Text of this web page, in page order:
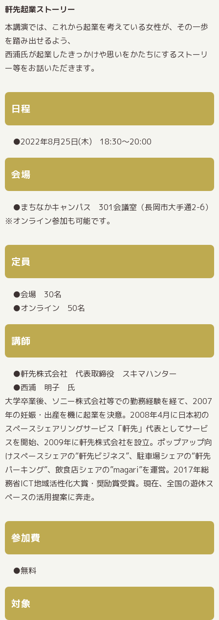
軒先起業ストーリー
本講演では、これから起業を考えている女性が、その一歩
を踏み出せるよう、
西浦氏が起業したきっかけや思いをかたちにするストーリ
ー等をお話いただきます。
日程
2022年8月25日(木) 18:30～20:00
会場
まちなかキャンパス 301会議室（長岡市大手通2-6）
※オンライン参加も可能です。
定員
会場 30名
オンライン 50名
講師
軒先株式会社 代表取締役 スキマハンター
西浦 明子 氏
大学卒業後、ソニー株式会社等での勤務経験を経て、2007
年の妊娠・出産を機に起業を決意。2008年4月に日本初の
スペースシェアリングサービス「軒先」代表としてサービ
スを開始、2009年に軒先株式会社を設立。ポップアップ向
けスペースシェアの“軒先ビジネス”、駐車場シェアの“軒先
パーキング”、飲食店シェアの”magari”を運営。2017年総
務省ICT地域活性化大賞・奨励賞受賞。現在、全国の遊休ス
ペースの活用提案に奔走。
参加費
無料
対象